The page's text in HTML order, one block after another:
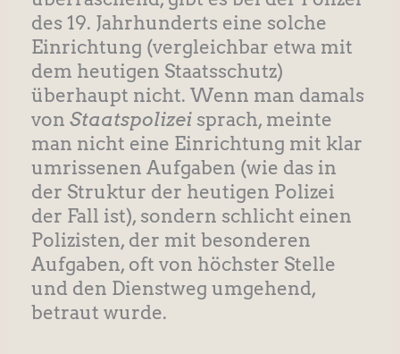
des 19. Jahrhunderts eine solche
Einrichtung (vergleichbar etwa mit
dem heutigen Staatsschutz)
überhaupt nicht. Wenn man damals
von Staatspolizeisprach, meinte
man nicht eine Einrichtung mit klar
umrissenen Aufgaben (wie das in
der Struktur der heutigen Polizei
der Fall ist), sondern schlicht einen
Polizisten, der mit besonderen
Aufgaben, oft von höchster Stelle
und den Dienstweg umgehend,
betraut wurde.